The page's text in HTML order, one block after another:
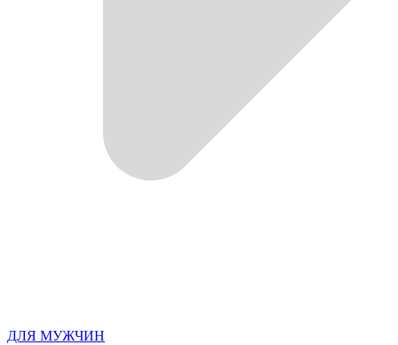
ДЛЯ МУЖЧИН